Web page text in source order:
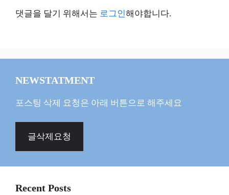
댓글을 달기 위해서는 로그인해야합니다.
NEWSTATMENT
포스팅 삭제 요청은 아래 버튼으로 해주세요
글삭제요청
Recent Posts